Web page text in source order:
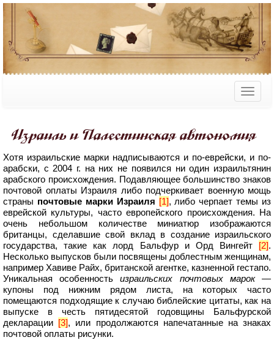
Израиль и Палестинская автономия
Хотя израильские марки надписываются и по-еврейски, и по-
арабски, с 2004 г. на них не появился ни один израильтянин
арабского происхождения. Подавляющее большинство знаков
почтовой оплаты Израиля либо подчеркивает военную мощь
страны почтовые марки Израиля [1], либо черпает темы из
еврейской культуры, часто европейского происхождения. На
очень небольшом количестве миниатюр изображаются
британцы, сделавшие свой вклад в создание израильского
государства, такие как лорд Бальфур и Орд Вингейт [2].
Несколько выпусков были посвящены доблестным женщинам,
например Хавиве Райх, британской агентке, казненной гестапо.
Уникальная особенностьизраильских почтовых марок—
купоны под нижним рядом листа, на которых часто
помещаются подходящие к случаю библейские цитаты, как на
выпуске в честь пятидесятой годовщины Бальфурской
декларации [3], или продолжаются напечатанные на знаках
почтовой оплаты рисунки.